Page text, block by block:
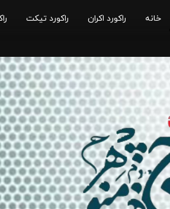
خانه راکورد اکران راکورد تیکت